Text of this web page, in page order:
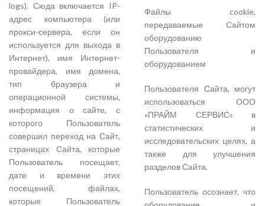
logs). Сюда включается IP-
адрес компьютера (или
прокси-сервера, если он
используется для выхода в
Интернет), имя Интернет-
провайдера, имя домена,
тип браузера и
операционной системы,
информация о сайте, с
которого Пользователь
совершил переход на Сайт,
страницах Сайта, которые
Пользователь посещает,
дате и времени этих
посещений, файлах,
которые Пользователь
Файлы cookie,
передаваемые Сайтом
оборудованию
Пользователя и
оборудованием
Пользователя Сайта, могут
использоваться ООО
«ПРАЙМ СЕРВИС» в
статистических и
исследовательских целях, а
также для улучшения
разделов Сайта.
Пользователь осознает, что